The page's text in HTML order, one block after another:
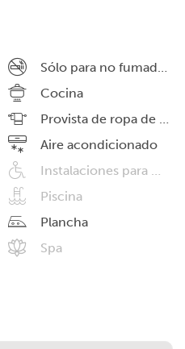
Sólo para no fumadores
Cocina
Provista de ropa de cama
Aire acondicionado
Instalaciones para minusválidos
Piscina
Plancha
Spa